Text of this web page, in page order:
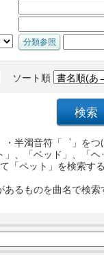
ソート順
半濁音符「゜」を
」、「ベッド」、「
「ペット」を検索
あるものを曲名で検